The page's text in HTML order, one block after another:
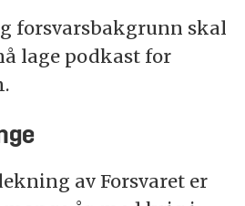
forsvarsbakgrunn skal
lage podkast for
av Forsvaret er